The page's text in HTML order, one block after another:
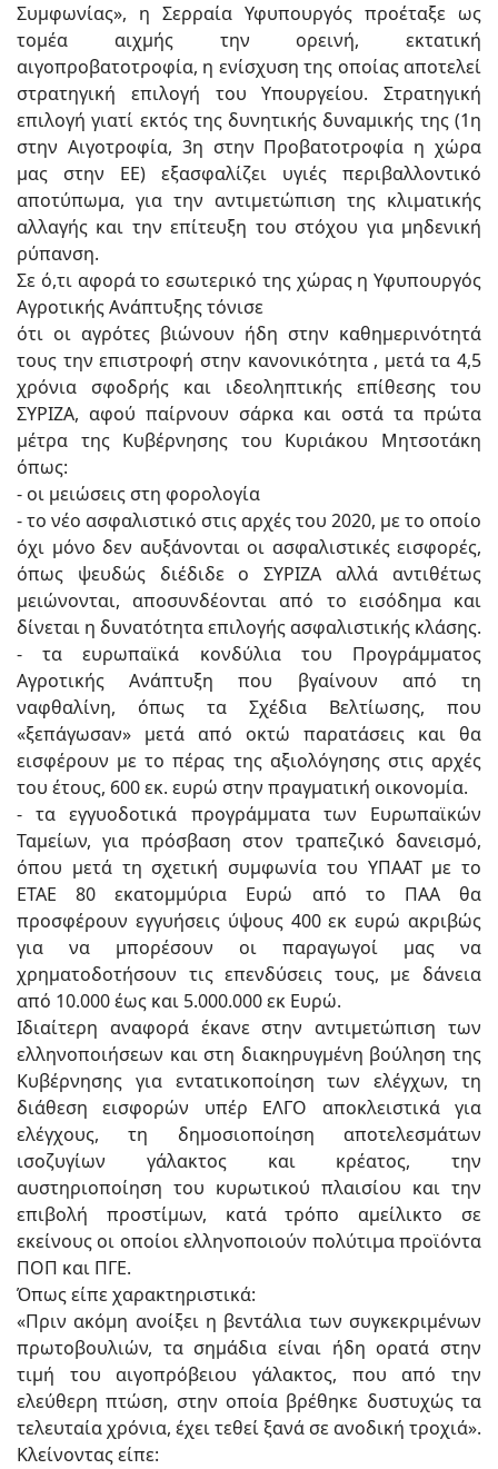
Συμφωνίας», η Σερραία Υφυπουργός προέταξε ως
τομέα αιχμής την ορεινή, εκτατική
αιγοπροβατοτροφία, η ενίσχυση της οποίας αποτελεί
στρατηγική επιλογή του Υπουργείου. Στρατηγική
επιλογή γιατί εκτός της δυνητικής δυναμικής της (1η
στην Αιγοτροφία, 3η στην Προβατοτροφία η χώρα
μας στην ΕΕ) εξασφαλίζει υγιές περιβαλλοντικό
αποτύπωμα, για την αντιμετώπιση της κλιματικής
αλλαγής και την επίτευξη του στόχου για μηδενική
ρύπανση.
Σε ό,τι αφορά το εσωτερικό της χώρας η Υφυπουργός
Αγροτικής Ανάπτυξης τόνισε
ότι οι αγρότες βιώνουν ήδη στην καθημερινότητά
τους την επιστροφή στην κανονικότητα , μετά τα 4,5
χρόνια σφοδρής και ιδεοληπτικής επίθεσης του
ΣΥΡΙΖΑ, αφού παίρνουν σάρκα και οστά τα πρώτα
μέτρα της Κυβέρνησης του Κυριάκου Μητσοτάκη
όπως:
- οι μειώσεις στη φορολογία
- το νέο ασφαλιστικό στις αρχές του 2020, με το οποίο
όχι μόνο δεν αυξάνονται οι ασφαλιστικές εισφορές,
όπως ψευδώς διέδιδε ο ΣΥΡΙΖΑ αλλά αντιθέτως
μειώνονται, αποσυνδέονται από το εισόδημα και
δίνεται η δυνατότητα επιλογής ασφαλιστικής κλάσης.
- τα ευρωπαϊκά κονδύλια του Προγράμματος
Αγροτικής Ανάπτυξη που βγαίνουν από τη
ναφθαλίνη, όπως τα Σχέδια Βελτίωσης, που
«ξεπάγωσαν» μετά από οκτώ παρατάσεις και θα
εισφέρουν με το πέρας της αξιολόγησης στις αρχές
του έτους, 600 εκ. ευρώ στην πραγματική οικονομία.
- τα εγγυοδοτικά προγράμματα των Ευρωπαϊκών
Ταμείων, για πρόσβαση στον τραπεζικό δανεισμό,
όπου μετά τη σχετική συμφωνία του ΥΠΑΑΤ με το
ΕΤΑΕ 80 εκατομμύρια Ευρώ από το ΠΑΑ θα
προσφέρουν εγγυήσεις ύψους 400 εκ ευρώ ακριβώς
για να μπορέσουν οι παραγωγοί μας να
χρηματοδοτήσουν τις επενδύσεις τους, με δάνεια
από 10.000 έως και 5.000.000 εκ Ευρώ.
Ιδιαίτερη αναφορά έκανε στην αντιμετώπιση των
ελληνοποιήσεων και στη διακηρυγμένη βούληση της
Κυβέρνησης για εντατικοποίηση των ελέγχων, τη
διάθεση εισφορών υπέρ ΕΛΓΟ αποκλειστικά για
ελέγχους, τη δημοσιοποίηση αποτελεσμάτων
ισοζυγίων γάλακτος και κρέατος, την
αυστηριοποίηση του κυρωτικού πλαισίου και την
επιβολή προστίμων, κατά τρόπο αμείλικτο σε
εκείνους οι οποίοι ελληνοποιούν πολύτιμα προϊόντα
ΠΟΠ και ΠΓΕ.
Όπως είπε χαρακτηριστικά:
«Πριν ακόμη ανοίξει η βεντάλια των συγκεκριμένων
πρωτοβουλιών, τα σημάδια είναι ήδη ορατά στην
τιμή του αιγοπρόβειου γάλακτος, που από την
ελεύθερη πτώση, στην οποία βρέθηκε δυστυχώς τα
τελευταία χρόνια, έχει τεθεί ξανά σε ανοδική τροχιά».
Κλείνοντας είπε: